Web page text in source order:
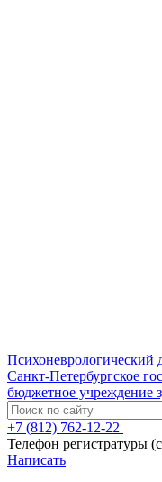
Психоневрологический
Санкт-Петербургское
бюджетное учреждение
+7 (812) 762-12-22
Телефон регистратуры
Написать